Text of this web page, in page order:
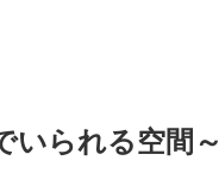
いられる空間～